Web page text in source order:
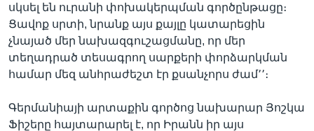
սկսել են ուրանի փոխակերպման գործընթացը։
Ցավոք սրտի, նրանք այս քայլը կատարեցին
չնայած մեր նախազգուշացմանը, որ մեր
տեղադրած տեսագրող սարքերի փորձարկման
համար մեզ անհրաժեշտ էր քսանչորս ժամ՚՚։
Գերմանիայի արտաքին գործոց նախարար Յոշկա
Ֆիշերը հայտարարել է, որ Իրանն իր այս